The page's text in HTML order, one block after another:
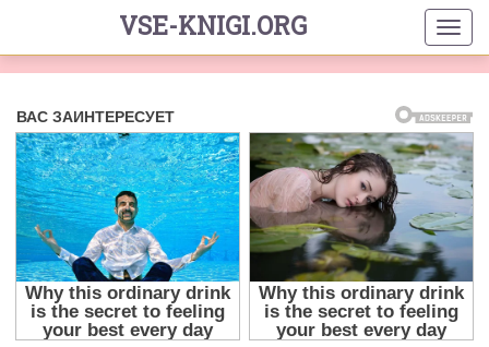
VSE-KNIGI.ORG